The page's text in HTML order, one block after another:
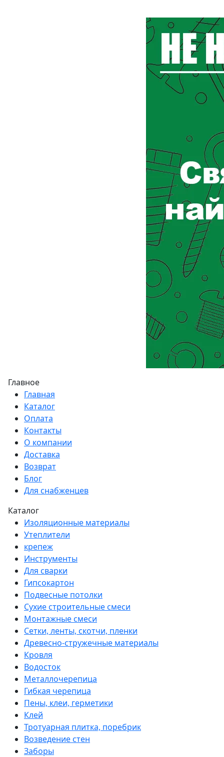
Главное
Главная
Каталог
Оплата
Контакты
О компании
Доставка
Возврат
Блог
Для снабженцев
Каталог
Изоляционные материалы
Утеплители
крепеж
Инструменты
Для сварки
Гипсокартон
Подвесные потолки
Сухие строительные смеси
Монтажные смеси
Сетки, ленты, скотчи, пленки
Древесно-стружечные материалы
Кровля
Водосток
Металлочерепица
Гибкая черепица
Пены, клеи, герметики
Клей
Тротуарная плитка, поребрик
Возведение стен
Заборы